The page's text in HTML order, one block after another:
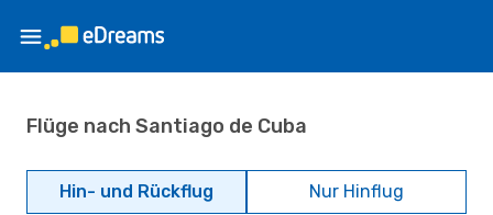
Flüge nach Santiago de Cuba
Hin- und Rückflug Nur Hinflug